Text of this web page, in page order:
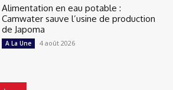
Alimentation en eau potable :
Camwater sauve l’usine de production
de Japoma
A La Une 4 août 2026